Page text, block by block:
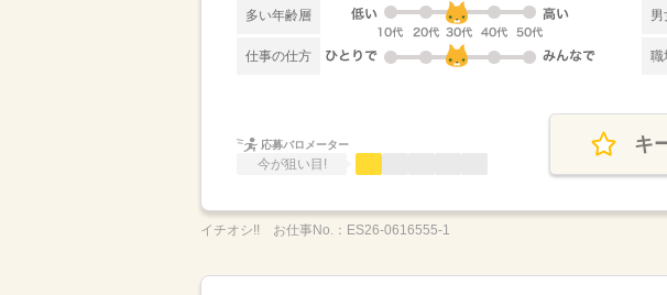
多い年齢層 男
仕事の仕方 職
応募バロメーター
今が狙い目!
キ
イチオシ!! お仕事No.： ES26-0616555-1